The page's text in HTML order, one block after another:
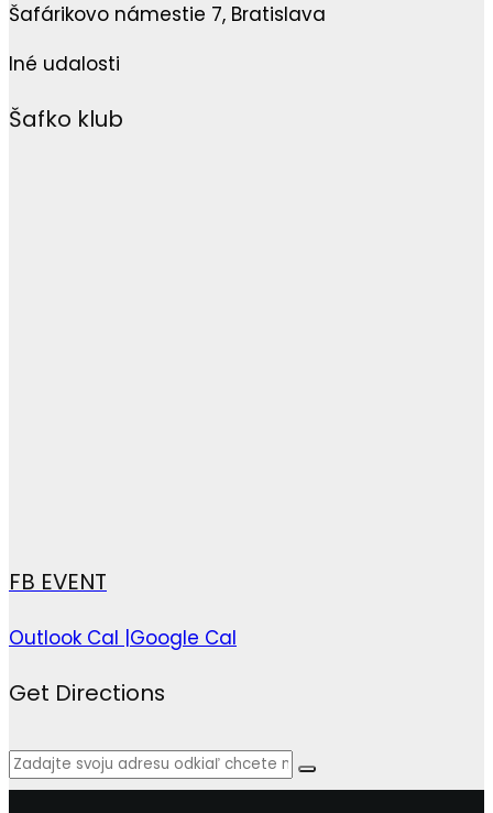
Šafárikovo námestie 7, Bratislava
Iné udalosti
Šafko klub
FB EVENT
Outlook Cal |Google Cal
Get Directions